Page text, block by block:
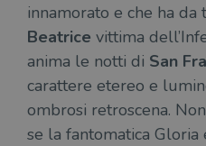
innamorato e che ha
Beatrice vittima
anima le notti di San
carattere etereo e
ombrosi retroscena.
se la fantomatica Gloria